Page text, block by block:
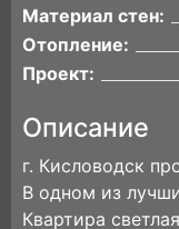
Материал стен:
Отопление:
Проект:
Описание
г. Кисловодск
В одном из
Квартира